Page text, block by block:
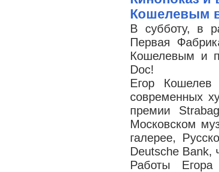
Кошелевым
В субботу, в
Первая
Кошелевым и
Doc!
Егор
современных
премии
Московском
галерее,
Deutsche Bank,
Работы